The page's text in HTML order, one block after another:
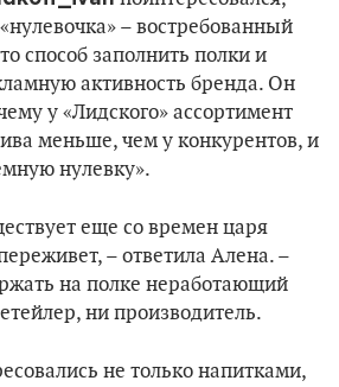
– востребованный
способ заполнить полки и
активность бренда. Он
у «Лидского» ассортимент
меньше, чем у конкурентов, и
нулевку».
еще со времен царя
– ответила Алена. –
на полке неработающий
ни производитель.
не только напитками,